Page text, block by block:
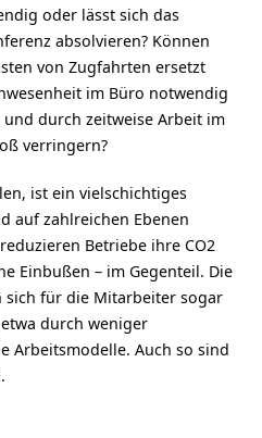
oder lässt sich das
absolvieren? Können
von Zugfahrten ersetzt
im Büro notwendig
durch zeitweise Arbeit im
verringern?
ist ein vielschichtiges
auf zahlreichen Ebenen
Betriebe ihre CO2
Einbußen – im Gegenteil. Die
sich für die Mitarbeiter sogar
durch weniger
Arbeitsmodelle. Auch so sind